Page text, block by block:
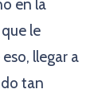
en la
le
llegar a
tan